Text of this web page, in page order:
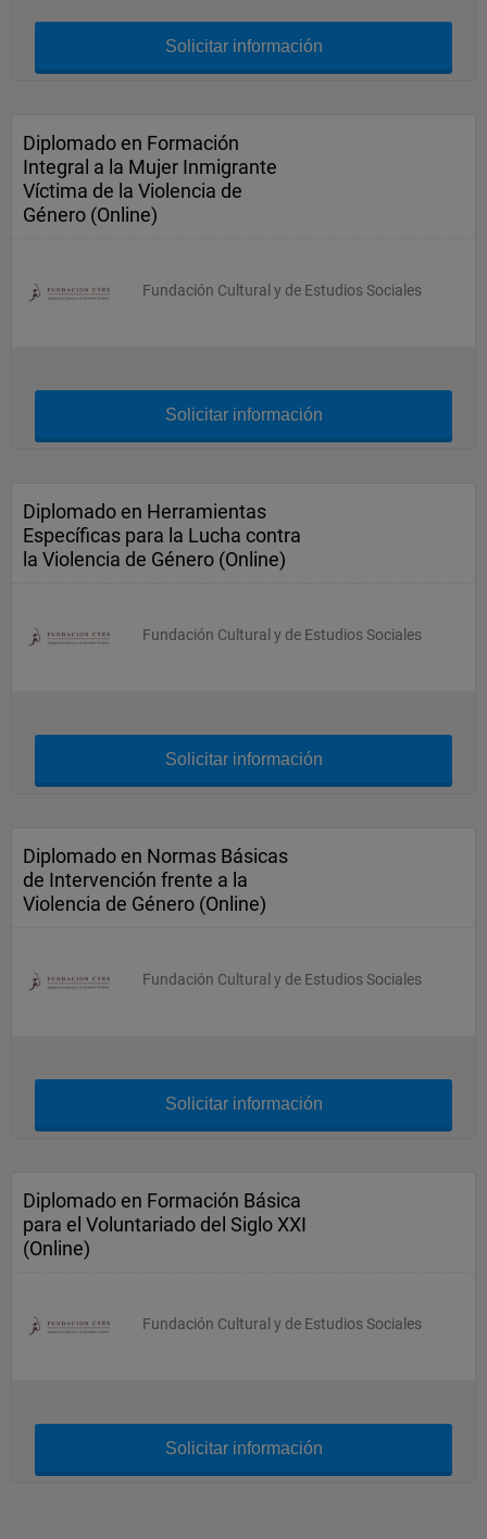
Solicitar información
Diplomado en Formación
Integral a la Mujer Inmigrante
Víctima de la Violencia de
Género (Online)
Fundación Cultural y de Estudios Sociales
Solicitar información
Diplomado en Herramientas
Específicas para la Lucha contra
la Violencia de Género (Online)
Fundación Cultural y de Estudios Sociales
Solicitar información
Diplomado en Normas Básicas
de Intervención frente a la
Violencia de Género (Online)
Fundación Cultural y de Estudios Sociales
Solicitar información
Diplomado en Formación Básica
para el Voluntariado del Siglo XXI
(Online)
Fundación Cultural y de Estudios Sociales
Solicitar información